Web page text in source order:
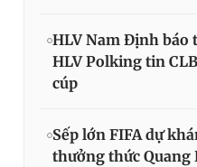
HLV Nam Định báo
HLV Polking tin
cúp
Sếp lớn FIFA dự
thưởng thức Quang